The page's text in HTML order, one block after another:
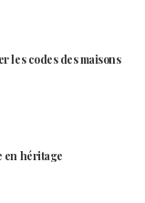
les codes des maisons
en héritage